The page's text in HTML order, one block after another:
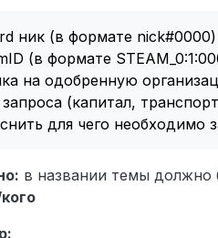
ник (в формате nick#0000)
(в формате
на одобренную
(капитал,
для чего необходимо
в названии темы должно